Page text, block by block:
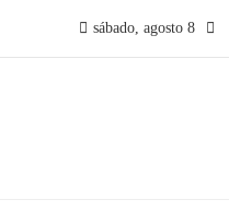
sábado, agosto 8